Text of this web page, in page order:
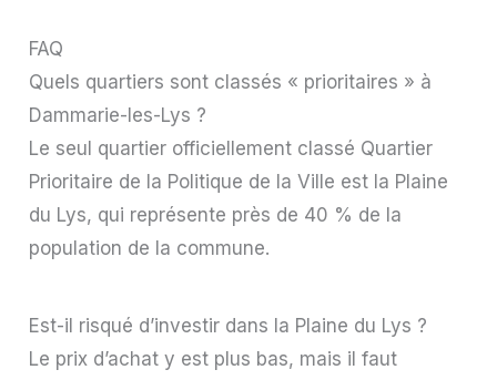
FAQ
Quels quartiers sont classés « prioritaires » à
Dammarie-les-Lys ?
Le seul quartier officiellement classé Quartier
Prioritaire de la Politique de la Ville est la Plaine
du Lys, qui représente près de 40 % de la
population de la commune.
Est-il risqué d’investir dans la Plaine du Lys ?
Le prix d’achat y est plus bas, mais il faut